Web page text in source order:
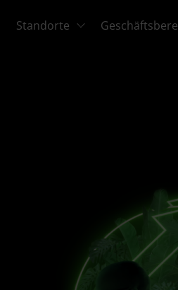
Standorte